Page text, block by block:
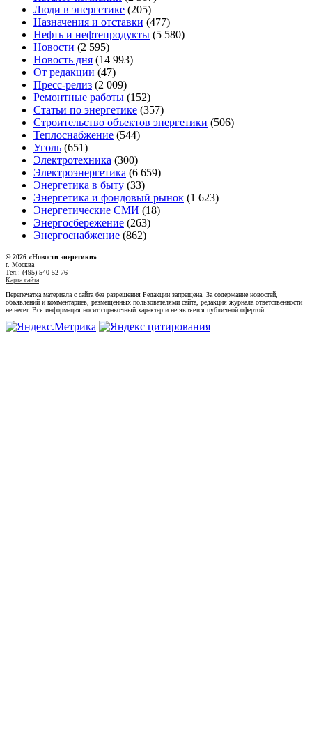
Люди в энергетике (205)
Назначения и отставки (477)
Нефть и нефтепродукты (5 580)
Новости (2 595)
Новость дня (14 993)
От редакции (47)
Пресс-релиз (2 009)
Ремонтные работы (152)
Статьи по энергетике (357)
Строительство объектов энергетики (506)
Теплоснабжение (544)
Уголь (651)
Электротехника (300)
Электроэнергетика (6 659)
Энергетика в быту (33)
Энергетика и фондовый рынок (1 623)
Энергетические СМИ (18)
Энергосбережение (263)
Энергоснабжение (862)
© 2026 «Новости энеретики»
г. Москва
Тел.: (495) 540-52-76
Карта сайта
Перепечатка материала с сайта без разрешения Редакции запрещена. За содержание новостей,
объявлений и комментариев, размещенных пользователями сайта, редакция журнала ответственности
не несет. Вся информация носит справочный характер и не является публичной офертой.